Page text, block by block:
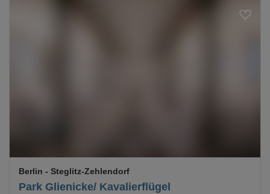
Park Glienicke/ Kavalierflügel
Berlin - Steglitz-Zehlendorf